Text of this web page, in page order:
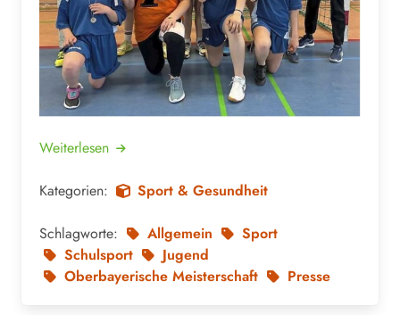
Weiterlesen
Kategorien: Sport & Gesundheit
Schlagworte: Allgemein
Sport
Schulsport
Jugend
Oberbayerische Meisterschaft
Presse